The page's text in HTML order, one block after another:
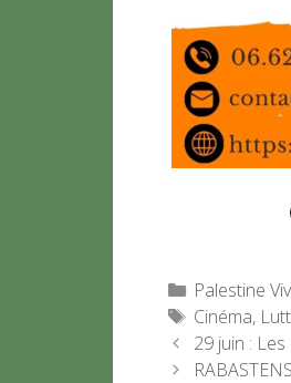
Catégories
Palestine
Étiquettes
Cinéma,
29 juin :